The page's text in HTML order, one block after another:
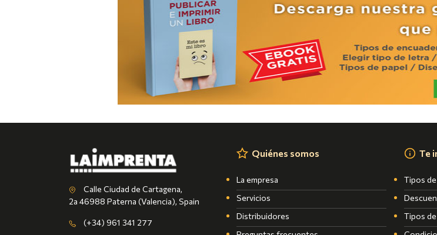
Calle Ciudad de Cartagena,
2a 46988 Paterna (Valencia), Spain
(+34) 961 341 277
Quiénes somos
La empresa
Servicios
Distribuidores
Te
Tipos
Tipos